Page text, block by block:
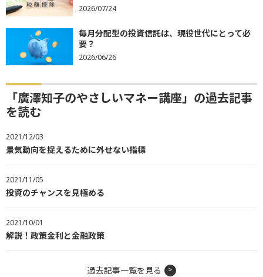
2026/07/24
毎月分配型の投資信託は、現役世代にとって必
要？
2026/06/26
「廣澤知子のやさしいマネー講座」の過去記事
を読む
2021/12/03
景気動向を捉えるために外せない指標
2021/11/05
投資のチャンスを見極める
2021/10/01
解説！政策金利と金融政策
過去記事一覧を見る